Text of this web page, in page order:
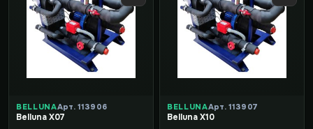
BELLUNAАрт. 113906
Belluna X07
BELLUNAАрт. 113907
Belluna X10